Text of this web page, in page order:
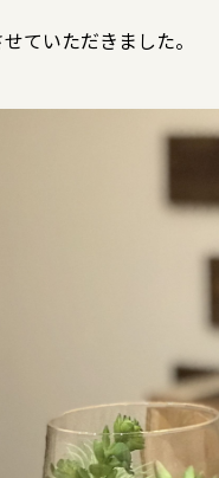
ていただきました。